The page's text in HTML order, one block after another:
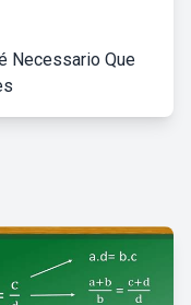
Necessario Que